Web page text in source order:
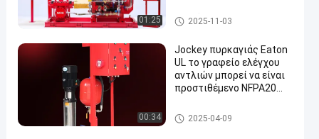
προσβολής
του
πυρός
αντλιών
πυρκαγιάς
NMFire
μηχανών
01:25
θερμότητας και παροχή
500-5000 GPM
Οδηγός πυροσβεστικής αντλ
ίας κινητήρα ντίζελ
2025-11-03
00:34
Jockey πυρκαγιάς Eaton
UL το γραφείο ελέγχου
αντλιών μπορεί να είναι
προστιθέμενο NFPA20
Jockey αντλία
2025-04-09